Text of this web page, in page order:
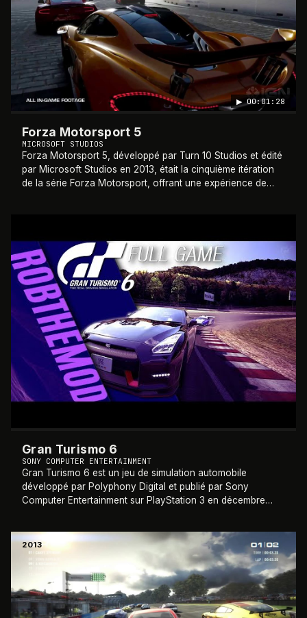
▶00:01:28
Forza Motorsport 5
MICROSOFT STUDIOS
Forza Motorsport 5, développé par Turn 10 Studios et édité
par Microsoft Studios en 2013, était la cinquième itération
de la série Forza Motorsport, offrant une expérience de
Gran Turismo 6
SONY COMPUTER ENTERTAINMENT
Gran Turismo 6 est un jeu de simulation automobile
développé par Polyphony Digital et publié par Sony
Computer Entertainment sur PlayStation 3 en décembre
2013